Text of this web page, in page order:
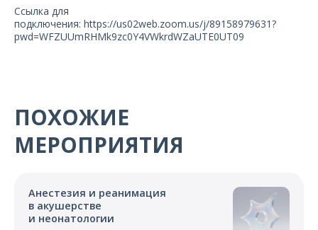
Ссылка для
подключения: https://us02web.zoom.us/j/89158979631?
pwd=WFZUUmRHMk9zc0Y4VWkrdWZaUTE0UT09
ПОХОЖИЕ
МЕРОПРИЯТИЯ
Анестезия и реанимация
в акушерстве
и неонатологии